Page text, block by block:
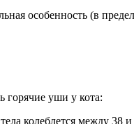
особенность (в
горячие уши у кота:
колеблется между